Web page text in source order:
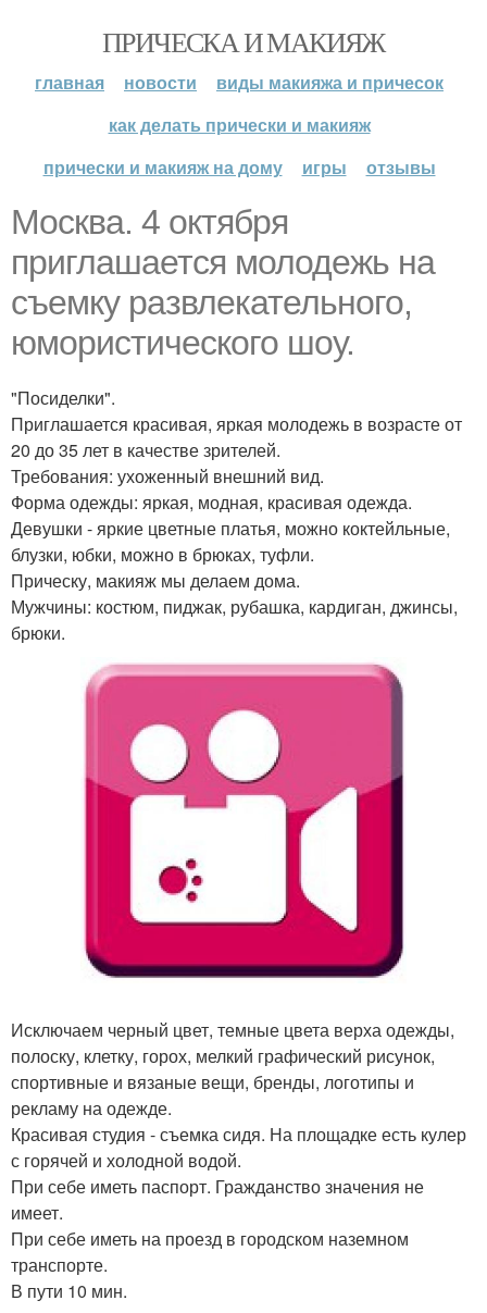
ПРИЧЕСКА И МАКИЯЖ
главная новости
виды макияжа и причесок
как делать прически и макияж
прически и макияж на дому
игры отзывы
Москва. 4 октября
приглашается молодежь на
съемку развлекательного,
юмористического шоу.
"Посиделки".
Приглашается красивая, яркая молодежь в возрасте от
20 до 35 лет в качестве зрителей.
Требования: ухоженный внешний вид.
Форма одежды: яркая, модная, красивая одежда.
Девушки - яркие цветные платья, можно коктейльные,
блузки, юбки, можно в брюках, туфли.
Прическу, макияж мы делаем дома.
Мужчины: костюм, пиджак, рубашка, кардиган, джинсы,
брюки.
Исключаем черный цвет, темные цвета верха одежды,
полоску, клетку, горох, мелкий графический рисунок,
спортивные и вязаные вещи, бренды, логотипы и
рекламу на одежде.
Красивая студия - съемка сидя. На площадке есть кулер
с горячей и холодной водой.
При себе иметь паспорт. Гражданство значения не
имеет.
При себе иметь на проезд в городском наземном
транспорте.
В пути 10 мин.